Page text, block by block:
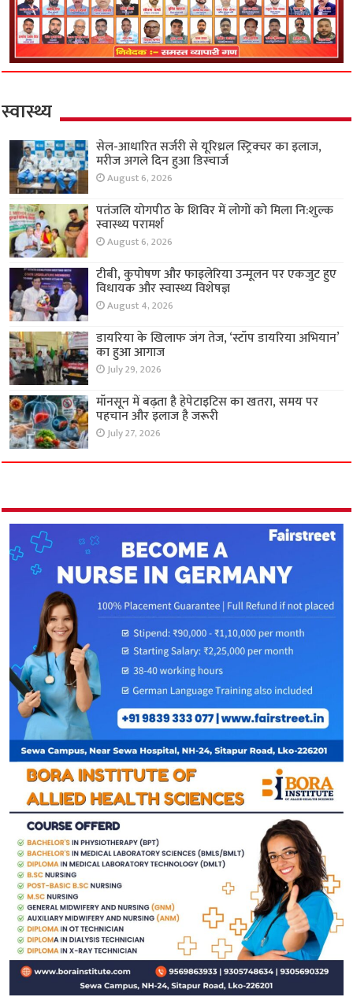
स्वास्थ्य
सेल-आधारित सर्जरी से यूरिथ्रल स्ट्रिक्चर का इलाज,
मरीज अगले दिन हुआ डिस्चार्ज
August 6, 2026
पतंजलि योगपीठ के शिविर में लोगों को मिला नि:शुल्क
स्वास्थ्य परामर्श
August 6, 2026
टीबी, कुपोषण और फाइलेरिया उन्मूलन पर एकजुट हुए
विधायक और स्वास्थ्य विशेषज्ञ
August 4, 2026
डायरिया के खिलाफ जंग तेज, ‘स्टॉप डायरिया अभियान’
का हुआ आगाज
July 29, 2026
मॉनसून में बढ़ता है हेपेटाइटिस का खतरा, समय पर
पहचान और इलाज है जरूरी
July 27, 2026